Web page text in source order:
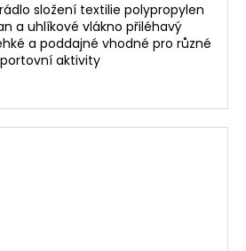
složení textilie polypropylen
a uhlíkové vlákno přiléhavý
a poddajné vhodné pro různé
aktivity